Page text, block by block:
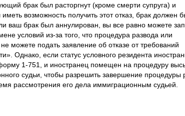
брак был расторгнут (кроме смерти супруга) и
возможность получить этот отказ, брак должен
ваш брак был аннулирован, вы все равно можете
условий из-за того, что процедура развода или
можете подать заявление об отказе от требований
Однако, если статус условного резидента
1-751, и иностранец помещен на процедуру
судьи, чтобы разрешить завершение процедуры
рассмотрения его дела иммиграционным судьей.